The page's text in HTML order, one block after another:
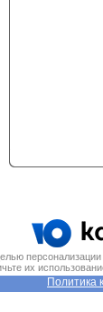
их
Политика